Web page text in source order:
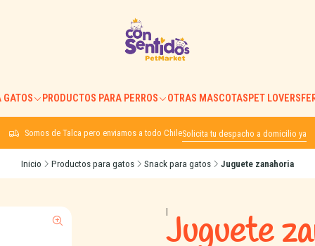
GATOS PRODUCTOS PARA PERROS OTRAS MASCOTASPET LOVERS
Somos de Talca pero enviamos a todo ChileSolicita tu despacho a domicilio ya
Inicio Productos para gatos Snack para gatos Juguete zanahoria
|Juguete